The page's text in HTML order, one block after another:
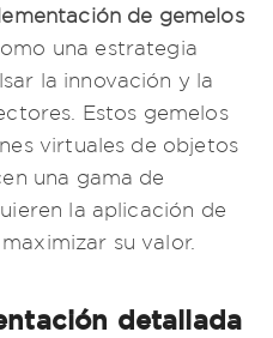
de gemelos
una estrategia
la innovación y la
Estos gemelos
virtuales de objetos
una gama de
la aplicación de
su valor.
detallada